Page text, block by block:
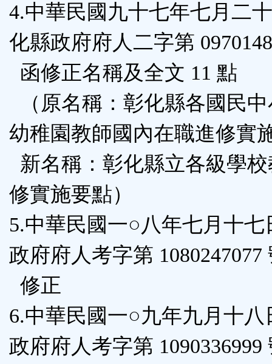
4.中華民國九十七年七月二
化縣政府府人二字第
函修正名稱及全文 11 點
（原名稱：彰化縣各國民
幼稚園教師國內在職進修實
新名稱：彰化縣立各級學
修實施要點）
5.中華民國一○八年七月十七
政府府人考字第 1080247077
修正
6.中華民國一○九年九月十八
政府府人考字第 1090336999